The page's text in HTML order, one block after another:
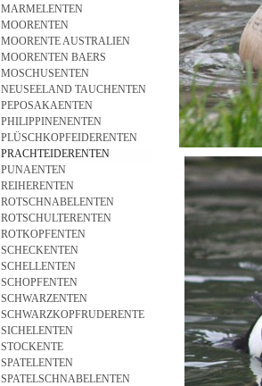
MARMELENTEN
MOORENTEN
MOORENTE AUSTRALIEN
MOORENTEN BAERS
MOSCHUSENTEN
NEUSEELAND TAUCHENTEN
PEPOSAKAENTEN
PHILIPPINENENTEN
PLÜSCHKOPFEIDERENTEN
PRACHTEIDERENTEN
PUNAENTEN
REIHERENTEN
ROTSCHNABELENTEN
ROTSCHULTERENTEN
ROTKOPFENTEN
SCHECKENTEN
SCHELLENTEN
SCHOPFENTEN
SCHWARZENTEN
SCHWARZKOPFRUDERENTE
SICHELENTEN
STOCKENTE
SPATELENTEN
SPATELSCHNABELENTEN